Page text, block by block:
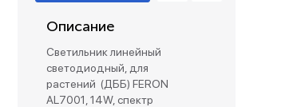
и коннекторы
Описание
Светильник линейный
светодиодный, для
растений (ДББ) FERON
AL7001, 14W, спектр